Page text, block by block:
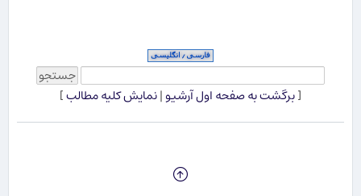
[برگشت به صفحه اول آرشیو|نمایش کلیه مطالب]